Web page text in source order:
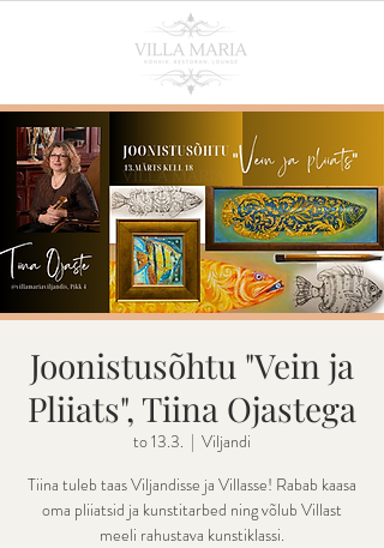
Joonistusõhtu "Vein ja
Pliiats", Tiina Ojastega
to 13.3.
  |
Viljandi
Tiina tuleb taas Viljandisse ja Villasse! Rabab kaasa
oma pliiatsid ja kunstitarbed ning võlub Villast
meeli rahustava kunstiklassi.